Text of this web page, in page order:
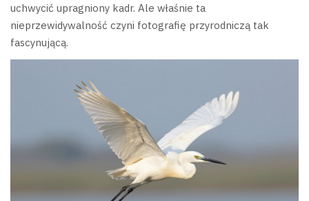
uchwycić upragniony kadr. Ale właśnie ta
nieprzewidywalność czyni fotografię przyrodniczą tak
fascynującą.